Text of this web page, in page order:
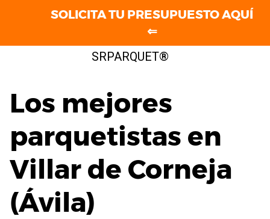
SRPARQUET®
Los mejores
parquetistas en
Villar de Corneja
(Ávila)
SOLICITA TU PRESUPUESTO AQUÍ
⇐